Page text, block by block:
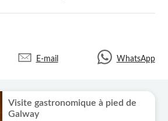
E-mail WhatsApp
Visite gastronomique à pied de
Galway